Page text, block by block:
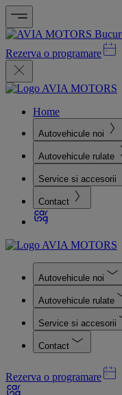
Rezerva o programare
Home
Autovehicule noi
Autovehicule rulate
Service si accesorii
Contact
Autovehicule noi
Autovehicule rulate
Service si accesorii
Contact
Rezerva o programare